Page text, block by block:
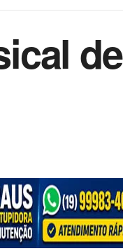
de